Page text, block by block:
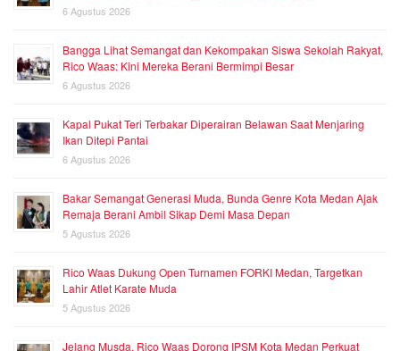
6 Agustus 2026
Bangga Lihat Semangat dan Kekompakan Siswa Sekolah Rakyat,
Rico Waas: Kini Mereka Berani Bermimpi Besar
6 Agustus 2026
Kapal Pukat Teri Terbakar Diperairan Belawan Saat Menjaring
Ikan Ditepi Pantai
6 Agustus 2026
Bakar Semangat Generasi Muda, Bunda Genre Kota Medan Ajak
Remaja Berani Ambil Sikap Demi Masa Depan
5 Agustus 2026
Rico Waas Dukung Open Turnamen FORKI Medan, Targetkan
Lahir Atlet Karate Muda
5 Agustus 2026
Jelang Musda, Rico Waas Dorong IPSM Kota Medan Perkuat